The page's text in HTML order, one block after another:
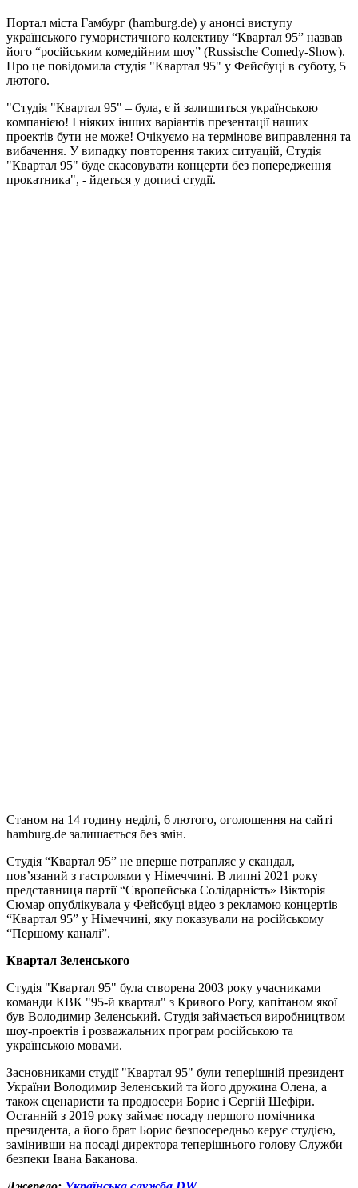
Портал міста Гамбург (hamburg.de) у анонсі виступу
українського гумористичного колективу “Квартал 95” назвав
його “російським комедійним шоу” (Russische Comedy-Show).
Про це повідомила студія "Квартал 95" у Фейсбуці в суботу, 5
лютого.
"Студія "Квартал 95" – була, є й залишиться українською
компанією! І ніяких інших варіантів презентації наших
проектів бути не може! Очікуємо на термінове виправлення та
вибачення. У випадку повторення таких ситуацій, Студія
"Квартал 95" буде скасовувати концерти без попередження
прокатника", - йдеться у дописі студії.
Станом на 14 годину неділі, 6 лютого, оголошення на сайті
hamburg.de залишається без змін.
Студія “Квартал 95” не вперше потрапляє у скандал,
пов’язаний з гастролями у Німеччині. В липні 2021 року
представниця партії “Європейська Солідарність» Вікторія
Сюмар опублікувала у Фейсбуці відео з рекламою концертів
“Квартал 95” у Німеччині, яку показували на російському
“Першому каналі”.
Квартал Зеленського
Студія "Квартал 95" була створена 2003 року учасниками
команди КВК "95-й квартал" з Кривого Рогу, капітаном якої
був Володимир Зеленський. Студія займається виробництвом
шоу-проектів і розважальних програм російською та
українською мовами.
Засновниками студії "Квартал 95" були теперішній президент
України Володимир Зеленський та його дружина Олена, а
також сценаристи та продюсери Борис і Сергій Шефіри.
Останній з 2019 року займає посаду першого помічника
президента, а його брат Борис безпосередньо керує студією,
замінивши на посаді директора теперішнього голову Служби
безпеки Івана Баканова.